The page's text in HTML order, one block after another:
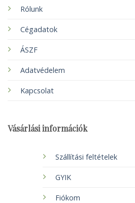
Rólunk
Cégadatok
ÁSZF
Adatvédelem
Kapcsolat
Vásárlási információk
Szállítási feltételek
GYIK
Fiókom